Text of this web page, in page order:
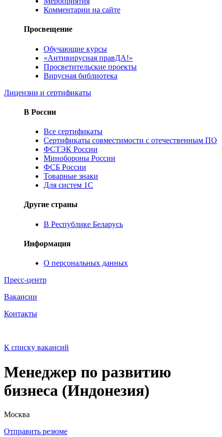
Комментарии на сайте
Просвещение
Обучающие курсы
«Антивирусная правДА!»
Просветительские проекты
Вирусная библиотека
Лицензии и сертификаты
В России
Все сертификаты
Сертификаты совместимости с отечественным ПО
ФСТЭК России
Минобороны России
ФСБ России
Товарные знаки
Для систем 1С
Другие страны
В Республике Беларусь
Информация
О персональных данных
Пресс-центр
Вакансии
Контакты
К списку вакансий
Менеджер по развитию
бизнеса (Индонезия)
Москва
Отправить резюме